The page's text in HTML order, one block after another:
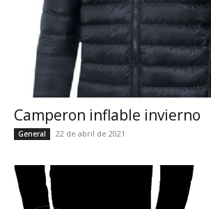
Camperon inflable invierno
General 22 de abril de 2021